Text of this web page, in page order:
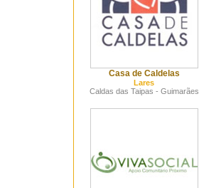
Casa de Caldelas
Lares
Caldas das Taipas - Guimarães